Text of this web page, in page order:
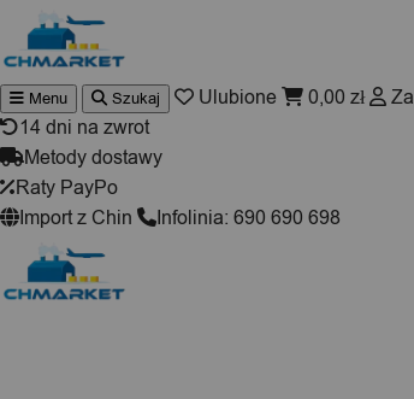
Menu Szukaj Ulubione 0,00 zł
14 dni na zwrot
Metody dostawy
Raty PayPo
Import z Chin
Infolinia: 690 690 698